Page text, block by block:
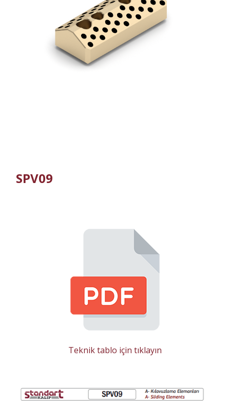
SPV09
Teknik tablo için tıklayın